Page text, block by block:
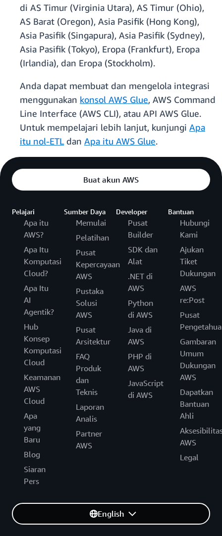
di AS Timur (Virginia Utara), AS Timur (Ohio),
AS Barat (Oregon), Asia Pasifik (Hong Kong),
Asia Pasifik (Singapura), Asia Pasifik (Sydney),
Asia Pasifik (Tokyo), Eropa (Frankfurt), Eropa
(Irlandia), dan Eropa (Stockholm).
Anda dapat membuat dan mengelola integrasi
menggunakan konsol AWS Glue, AWS Command
Line Interface (AWS CLI), atau API AWS Glue.
Untuk mempelajari lebih lanjut, kunjungi Apa
itu nol-ETLdan Apa itu AWS Glue.
Buat akun AWS
Pelajari
Apa itu
AWS?
Apa Itu
Komputasi
Cloud?
Apa Itu
AI
Agentik?
Hub
Konsep
Komputasi
Cloud
Keamanan
AWS
Cloud
Apa
yang
Baru
Blog
Siaran
Pers
Sumber Daya
Memulai
Pelatihan
Pusat
Kepercayaan
AWS
Pustaka
Solusi
AWS
Pusat
Arsitektur
FAQ
Produk
dan
Teknis
Laporan
Analis
Partner
AWS
Developer
Pusat
Builder
SDK dan
Alat
.NET di
AWS
Python
di AWS
Java di
AWS
PHP di
AWS
JavaScript
di AWS
Bantuan
Hubungi
Kami
Ajukan
Tiket
Dukungan
AWS
re:Post
Pusat
Gambaran
Umum
Dukungan
AWS
Dapatkan
Bantuan
Ahli
AWS
Legal
English